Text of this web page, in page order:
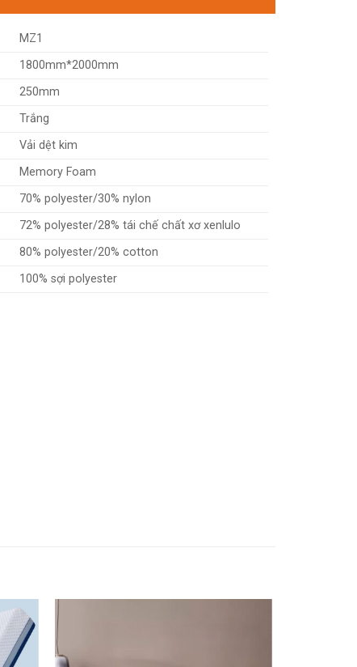
MZ1
1800mm*2000mm
250mm
Trắng
Vải dệt kim
Memory Foam
70% polyester/30% nylon
72% polyester/28% tái chế chất xơ xenlulo
80% polyester/20% cotton
100% sợi polyester